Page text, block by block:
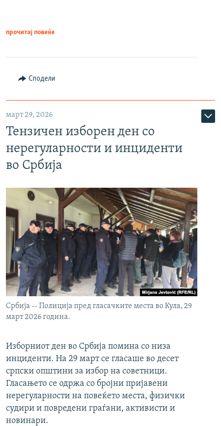
прочитај повеќе
Сподели
март 29, 2026
Тензичен изборен ден со
нерегуларности и инциденти
во Србија
Србија -- Полиција пред гласачките места во Кула, 29
март 2026 година.
Изборниот ден во Србија помина со низа
инциденти. На 29 март се гласаше во десет
српски општини за избор на советници.
Гласањето се одржа со бројни пријавени
нерегуларности на повеќето места, физички
судири и повредени граѓани, активисти и
новинари.